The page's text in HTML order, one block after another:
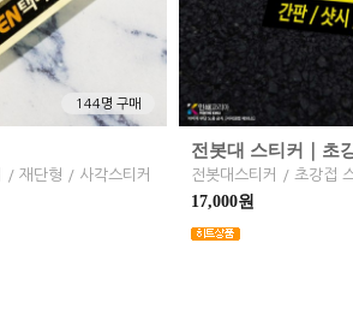
144명 구매
/ 재단형 / 사각스티커
전봇대 스티커｜초
17,000원